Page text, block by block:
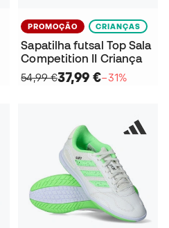
PROMOÇÃO CRIANÇAS
Sapatilha futsal Top Sala
Competition II Criança
54,99 €37,99 €−31%